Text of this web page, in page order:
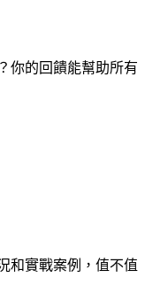
你的回饋能幫助所有
和實戰案例，值不值